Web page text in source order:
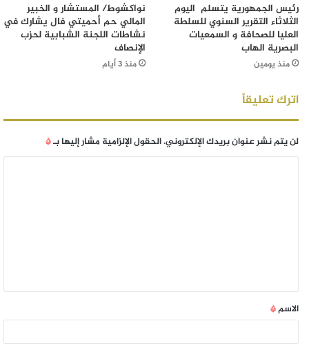
رئيس الجمهورية يتسلم اليوم
الثلاثاء التقرير السنوي للسلطة
العليا للصحافة و السمعيات
البصرية الهاب
منذ يومين
نواكشوط/ المستشار و الخبير
المالي حم أحميتي فال يشارك في
نشاطات اللجنة الشبابية لحزب
الإنصاف
منذ 3 أيام
اترك تعليقاً
لن يتم نشر عنوان بريدك الإلكتروني.الحقول الإلزامية مشار إليها بـ*
الاسم*